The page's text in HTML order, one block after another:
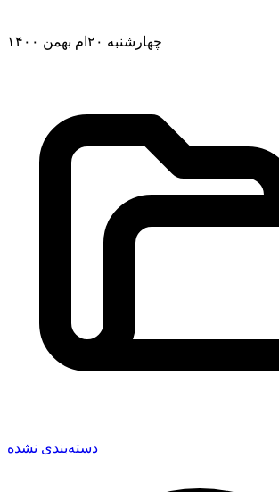
چهارشنبه ۲۰ام بهمن ۱۴۰۰
دسته‌بندی نشده